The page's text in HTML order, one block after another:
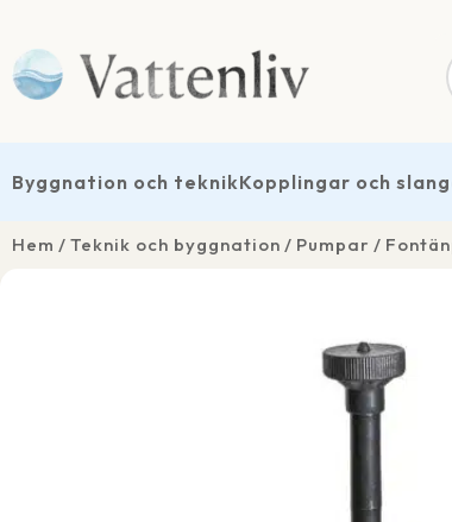
Byggnation och teknikKopplingar och
Hem Teknik och byggnation Pumpar